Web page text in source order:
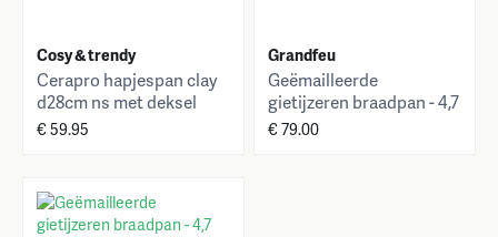
Cosy & trendy
Cerapro hapjespan clay
d28cm ns met deksel
€ 59.95
Grandfeu
Geëmailleerde
gietijzeren braadpan - 4,7
ltr.
€ 79.00